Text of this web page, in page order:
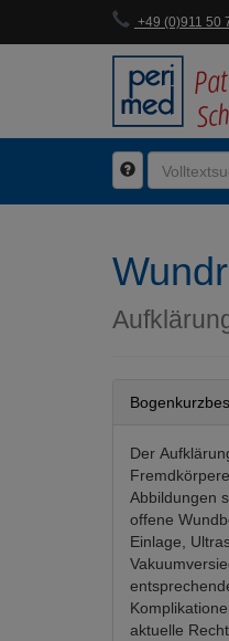
+49 (0)911 50
Der
Abbildungen
offene
Einlage,
aktuelle